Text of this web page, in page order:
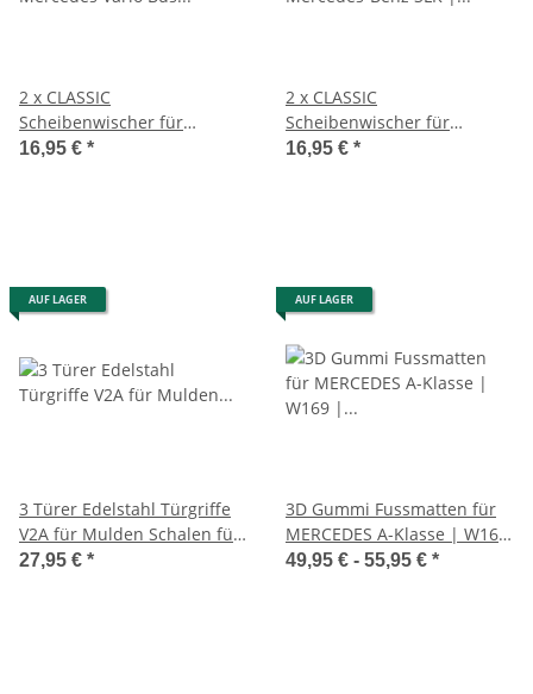
2 x CLASSIC
Scheibenwischer für
Mercedes Vario Bus Kasten
16,95 € *
2 x CLASSIC
Scheibenwischer für
Mercedes-Benz SLK | Typ
16,95 € *
AUF LAGER
3 Türer Edelstahl Türgriffe
V2A für Mulden Schalen für
Mercedes Vito Viano W639
27,95 € *
AUF LAGER
3D Gummi Fussmatten für
MERCEDES A-Klasse | W169
| 2004-2012 | passgenau +
49,95 € - 55,95 € *